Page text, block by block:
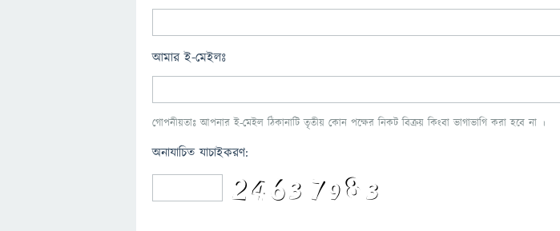
আমার ই-মেইলঃ
গোপনীয়তাঃ আপনার ই-মেইল ঠিকানাটি তৃতীয় কোন পক্ষের নিকট বিক্রয় কিংবা ভাগাভাগি করা হবে না ।
অনাযাচিত যাচাইকরণ: